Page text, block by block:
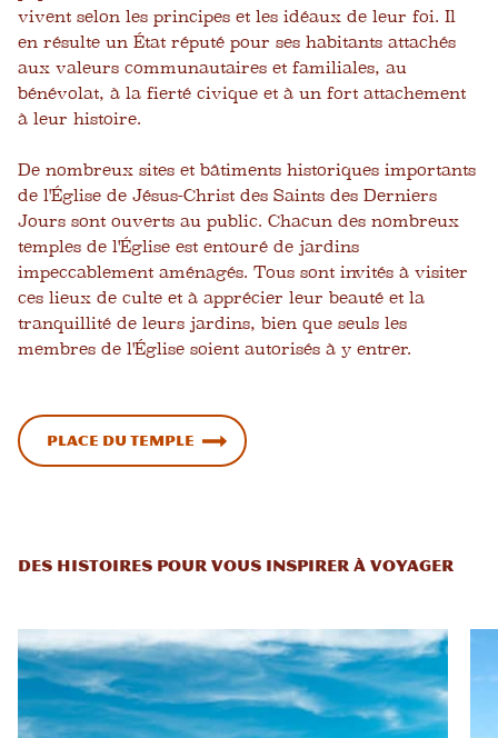
vivent selon les principes et les idéaux de leur foi. Il
en résulte un État réputé pour ses habitants attachés
aux valeurs communautaires et familiales, au
bénévolat, à la fierté civique et à un fort attachement
à leur histoire.
De nombreux sites et bâtiments historiques importants
de l'Église de Jésus-Christ des Saints des Derniers
Jours sont ouverts au public. Chacun des nombreux
temples de l'Église est entouré de jardins
impeccablement aménagés. Tous sont invités à visiter
ces lieux de culte et à apprécier leur beauté et la
tranquillité de leurs jardins, bien que seuls les
membres de l'Église soient autorisés à y entrer.
Place du Temple
DES HISTOIRES POUR VOUS INSPIRER À VOYAGER